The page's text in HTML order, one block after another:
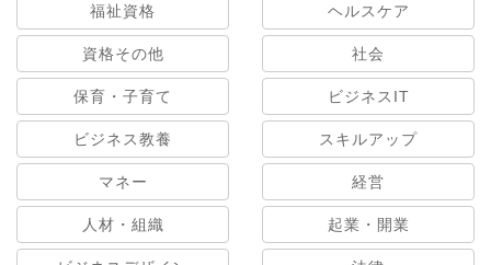
福祉資格 ヘルスケア
資格その他 社会
保育・子育て ビジネスIT
ビジネス教養 スキルアップ
マネー 経営
人材・組織 起業・開業